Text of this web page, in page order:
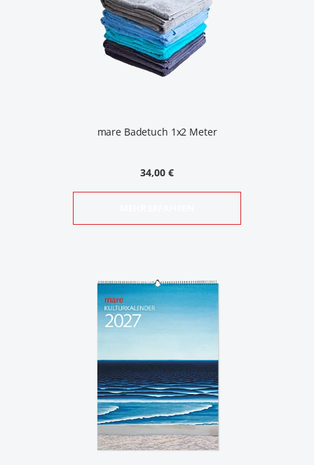
mare Badetuch 1x2 Meter
34,00 €